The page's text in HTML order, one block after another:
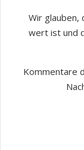
Wir glauben,
wert ist und
Kommentare